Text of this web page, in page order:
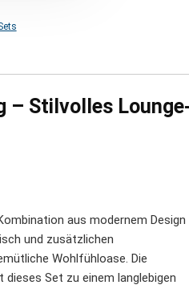
– Stilvolles
aus modernem Design
und zusätzlichen
Wohlfühloase. Die
Set zu einem langlebigen